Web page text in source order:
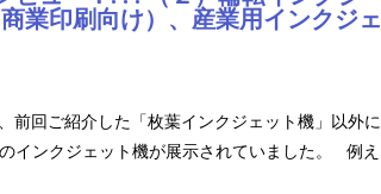
業印刷向け）、産業用インクジェ
前回ご紹介した「枚葉インクジェット機」以外に
インクジェット機が展示されていました。 例え